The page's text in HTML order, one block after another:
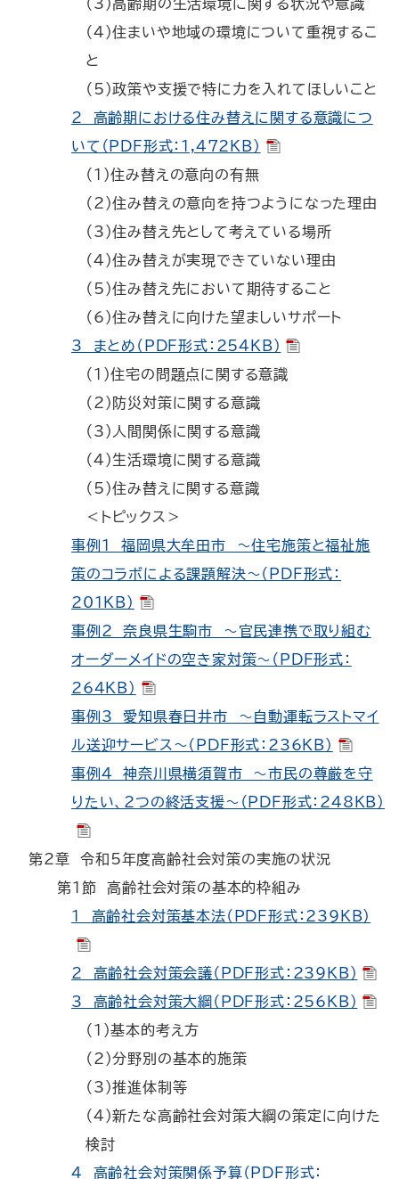
（3）高齢期の生活環境に関する状況や意識
（4）住まいや地域の環境について重視するこ
と
（5）政策や支援で特に力を入れてほしいこと
2 高齢期における住み替えに関する意識につ
いて（PDF形式：1,472KB）
（1）住み替えの意向の有無
（2）住み替えの意向を持つようになった理由
（3）住み替え先として考えている場所
（4）住み替えが実現できていない理由
（5）住み替え先において期待すること
（6）住み替えに向けた望ましいサポート
3 まとめ（PDF形式：254KB）
（1）住宅の問題点に関する意識
（2）防災対策に関する意識
（3）人間関係に関する意識
（4）生活環境に関する意識
（5）住み替えに関する意識
＜トピックス＞
事例1 福岡県大牟田市 ～住宅施策と福祉施
策のコラボによる課題解決～（PDF形式：
201KB）
事例2 奈良県生駒市 ～官民連携で取り組む
オーダーメイドの空き家対策～（PDF形式：
264KB）
事例3 愛知県春日井市 ～自動運転ラストマイ
ル送迎サービス～（PDF形式：236KB）
事例4 神奈川県横須賀市 ～市民の尊厳を守
りたい、2つの終活支援～（PDF形式：248KB）
第2章 令和5年度高齢社会対策の実施の状況
第1節 高齢社会対策の基本的枠組み
1 高齢社会対策基本法（PDF形式：239KB）
2 高齢社会対策会議（PDF形式：239KB）
3 高齢社会対策大綱（PDF形式：256KB）
（1）基本的考え方
（2）分野別の基本的施策
（3）推進体制等
（4）新たな高齢社会対策大綱の策定に向けた
検討
4 高齢社会対策関係予算（PDF形式：